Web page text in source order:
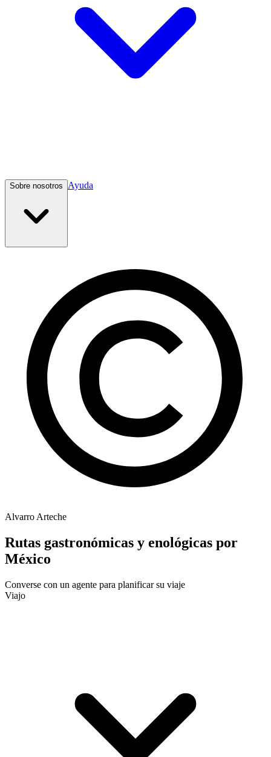
Sobre nosotros Ayuda
Alvarro Arteche
Rutas gastronómicas y enológicas por
México
Converse con un agente para planificar su viaje
Viajo